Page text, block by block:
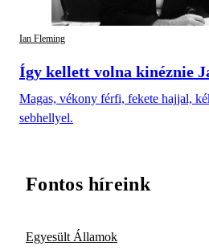
Ian Fleming
Így kellett volna kinéznie
Magas, vékony férfi, fekete hajjal,
sebhellyel.
Fontos híreink
Egyesült Államok